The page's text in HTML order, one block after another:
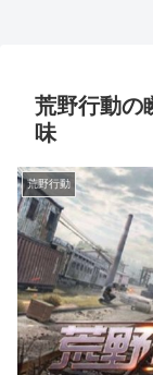
荒野行動の
味
荒野行動